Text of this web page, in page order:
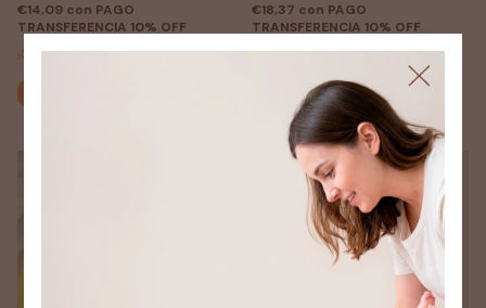
€14,09 con PAGO
TRANSFERENCIA 10% OFF
¡Solo quedan2en stock!
€18,37 con PAGO
TRANSFERENCIA 10% OFF